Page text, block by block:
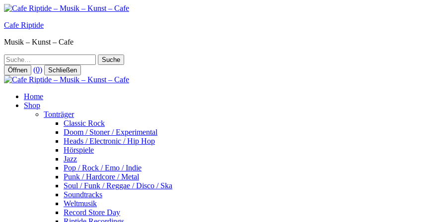
Zum
springen
Cafe Riptide
Musik – Kunst – Cafe
Suche
Öffnen (0) Schließen
Home
Shop
Tonträger
Classic Rock
Doom / Stoner / Experimental
Heads / Electronic / Hip Hop
Hörspiele
Jazz
Pop / Rock / Emo / Indie
Punk / Hardcore / Metal
Soul / Funk / Reggae / Disco / Ska
Soundtracks
Weltmusik
Record Store Day